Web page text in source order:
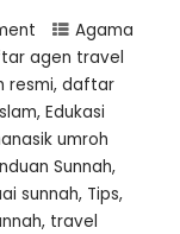
Agama
agen travel
resmi, daftar
, Edukasi
umroh
Sunnah,
sunnah, Tips,
, travel